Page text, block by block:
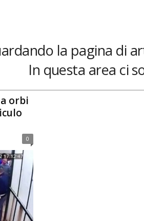
la pagina di
In questa area ci
orbi
0